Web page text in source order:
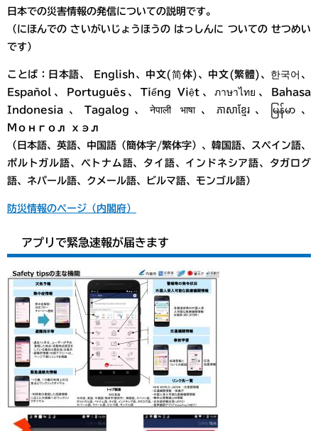
日本での災害情報の発信についての説明です。
（にほんでの さいがいじょうほうの はっしんに ついての せつめい
です）
ことば：日本語、 English、中文(简体)、中文(繁體)、한국어、
Español、Português、Tiếng Việt、ภาษาไทย、Bahasa
Indonesia、Tagalog、नेपाली भाषा、ភាសាខ្មែរ、မြန်မာ、
Монгол хэл
（日本語、英語、中国語（簡体字/繁体字）、韓国語、スペイン語、
ポルトガル語、ベトナム語、タイ語、インドネシア語、タガログ
語、ネパール語、クメール語、ビルマ語、モンゴル語）
防災情報のページ（内閣府）
アプリで緊急速報が届きます